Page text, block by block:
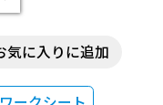
気に入りに追加